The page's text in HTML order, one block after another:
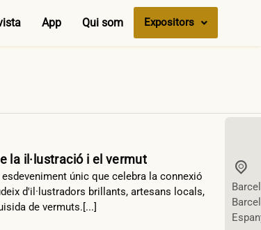
App Qui som Expositors
la il·lustració i el vermut
únic que celebra la connexió
d'il·lustradors brillants, artesans locals,
de vermuts.[...]